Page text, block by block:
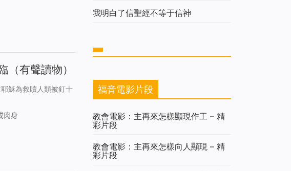
有聲讀物）
穌為救贖人類被釘十
肉身
我明白了信聖經不等于信神
福音電影片段
教會電影：主再來怎樣顯現作工 – 精
彩片段
教會電影：主再來怎樣向人顯現 – 精
彩片段